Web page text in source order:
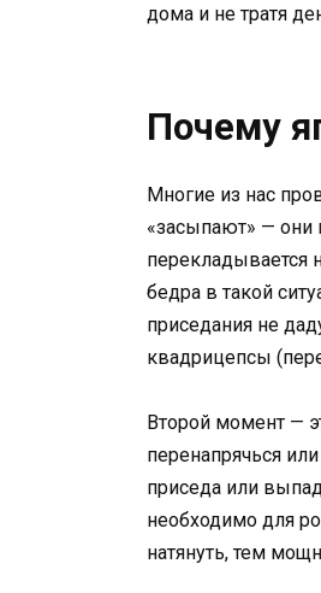
дома и не тратя
Почему
Многие из нас
«засыпают» — они
перекладывается
бедра в такой
приседания не
квадрицепсы
Второй момент —
перенапрячься
приседа или
необходимо для
натянуть, тем